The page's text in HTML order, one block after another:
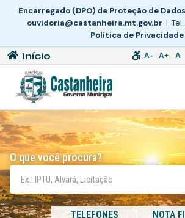
Encarregado (DPO) de Proteção de
ouvidoria@castanheira.mt.gov.br |
Política de Privacidade
Início A- A+ A
O que você procura?
TELEFONES
NOTA